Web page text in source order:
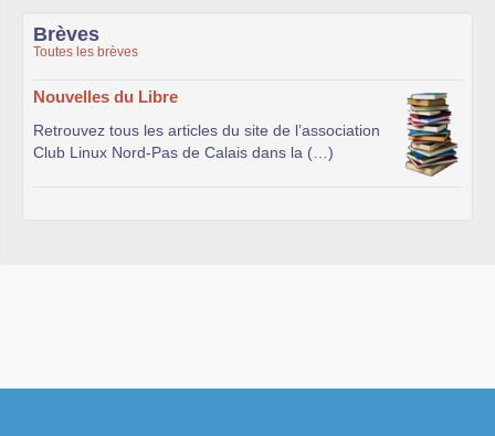
Brèves
Toutes les brèves
Nouvelles du Libre
Retrouvez tous les articles du site de l’association
Club Linux Nord-Pas de Calais dans la (…)